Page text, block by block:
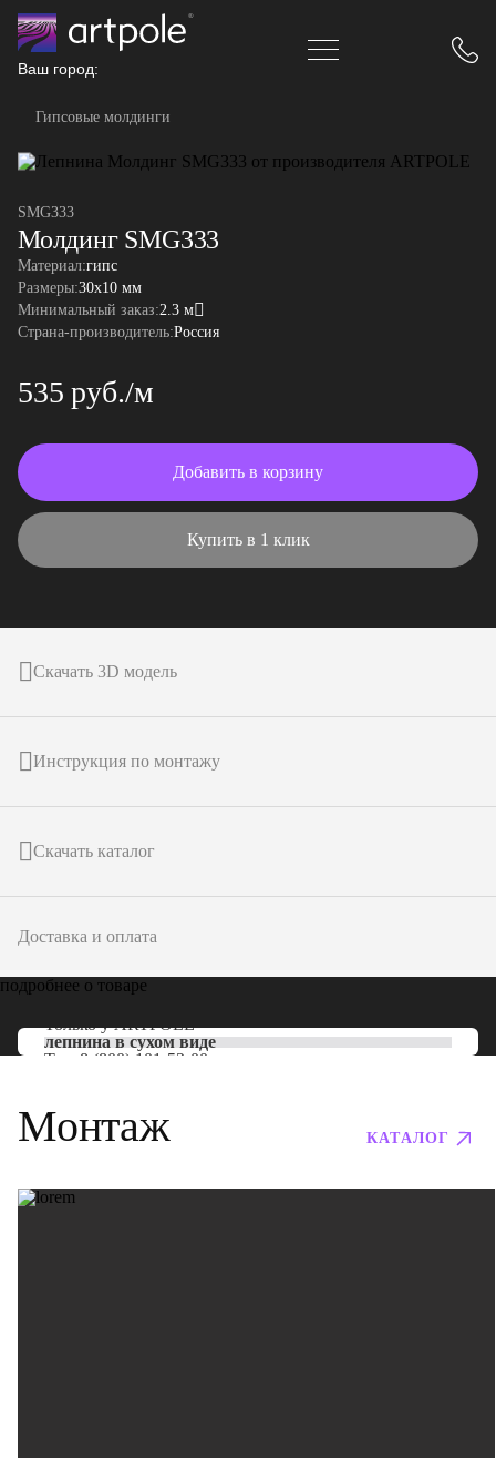
Ваш город:
Гипсовые молдинги
SMG333
Молдинг SMG333
Материал:гипс
Размеры:30x10 мм
Минимальный заказ:2.3 м
Страна-производитель:Россия
535 руб./м
Добавить в корзину
Купить в 1 клик
Скачать 3D модель
Инструкция по монтажу
Скачать каталог
Доставка и оплата
подробнее о товаре
Только уARTPOLE
лепнина в сухом виде
Тел: 8 (800) 101-53-00
Монтаж КАТАЛОГ